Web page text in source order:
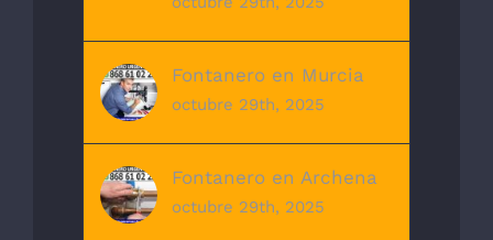
Fontanero en Murcia
octubre 29th, 2025
Fontanero en Archena
octubre 29th, 2025